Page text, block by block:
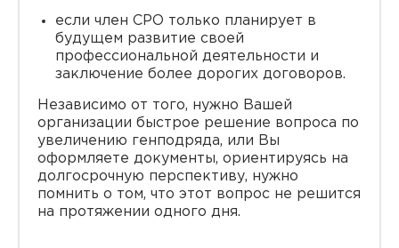
если член СРО только планирует в
будущем развитие своей
профессиональной деятельности и
заключение более дорогих договоров.
Независимо от того, нужно Вашей
организации быстрое решение вопроса по
увеличению генподряда, или Вы
оформляете документы, ориентируясь на
долгосрочную перспективу, нужно
помнить о том, что этот вопрос не решится
на протяжении одного дня.